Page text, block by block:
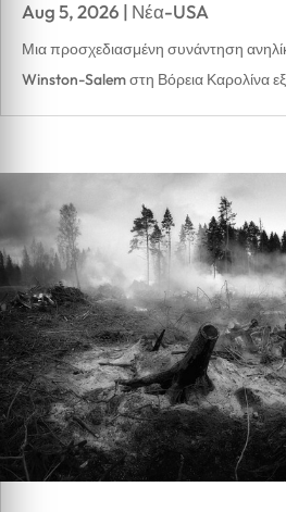
Aug 5, 2026 | Νέα-USA
Μια προσχεδιασμένη συνάντηση
Winston-Salem στη Βόρεια Καρολίνα